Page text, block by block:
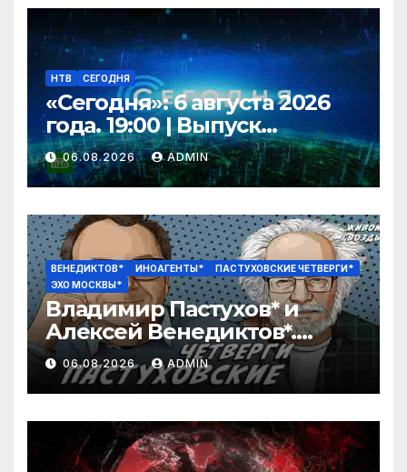
НТВ СЕГОДНЯ
«Сегодня»: 6 августа 2026
года. 19:00 | Выпуск
новостей | Новости НТВ
06.08.2026 ADMIN
ВЕНЕДИКТОВ* ИНОАГЕНТЫ*
ПАСТУХОВСКИЕ ЧЕТВЕРГИ*
ЭХО МОСКВЫ*
Владимир Пастухов* и
Алексей Венедиктов*.
Пастуховские четверги /
06.08.26
06.08.2026 ADMIN